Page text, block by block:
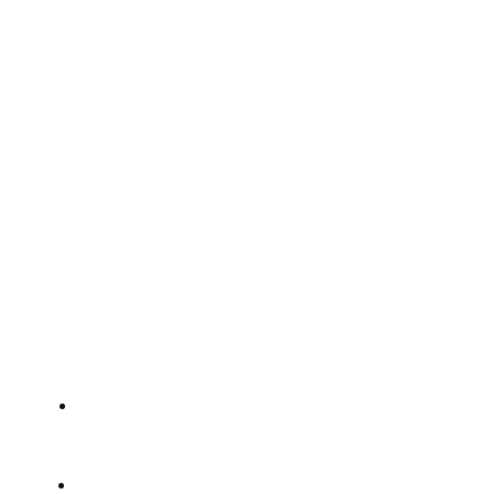
How a Digital Wardrobe Can Help
Purchases ?